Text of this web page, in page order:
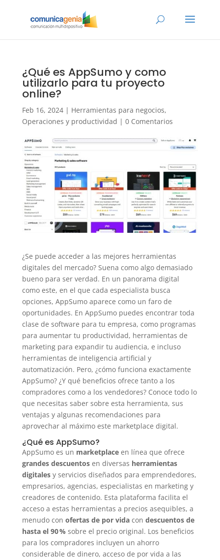
¿Qué es AppSumo y como
utilizarlo para tu proyecto
online?
Feb 16, 2024| Herramientas para negocios,
Operaciones y productividad | 0 Comentarios
¿Se puede acceder a las mejores herramientas
digitales del mercado? Suena como algo demasiado
bueno para ser verdad. En un panorama digital
como este, en el que cada especialista busca
opciones, AppSumo aparece como un faro de
oportunidades. En AppSumo puedes encontrar toda
clase de software para tu empresa, como programas
para aumentar tu productividad, herramientas de
marketing para expandir tu audiencia, e incluso
herramientas de inteligencia artificial y
automatización. Pero, ¿cómo funciona exactamente
AppSumo? ¿Y qué beneficios ofrece tanto a los
compradores como a los vendedores? Conoce todo lo
que necesitas saber sobre esta herramienta, sus
ventajas y algunas recomendaciones para
aprovechar al máximo este marketplace digital.
¿Qué es AppSumo?
AppSumo es un marketplace en línea que ofrece
grandes descuentosen diversas herramientas
digitalesy servicios diseñados para emprendedores,
empresarios, agencias, especialistas en marketing y
creadores de contenido. Esta plataforma facilita el
acceso a estas herramientas a precios asequibles, a
menudo con ofertas de por vidacon descuentos de
hasta el 90 % sobre el precio original. Los beneficios
para los compradores incluyen un ahorro
considerable de dinero, acceso de por vida a las